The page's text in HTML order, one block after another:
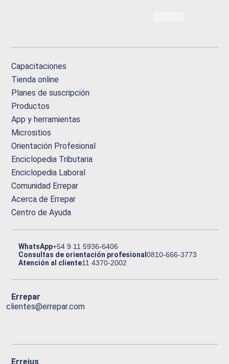
Capacitaciones
Tienda online
Planes de suscripción
Productos
App y herramientas
Micrositios
Orientación Profesional
Enciclopedia Tributaria
Enciclopedia Laboral
Comunidad Errepar
Acerca de Errepar
Centro de Ayuda
WhatsApp+54 9 11 5936-6406
Consultas de orientación profesional0810-666-3773
Atención al cliente11 4370-2002
Errepar
clientes@errepar.com
Erreius